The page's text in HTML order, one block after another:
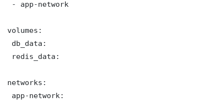
- app-network
volumes:
db_data:
redis_data:
networks:
app-network: